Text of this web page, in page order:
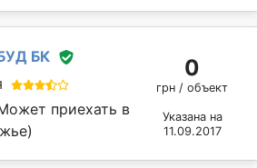
БК
приехать в
0
грн / объект
Указана на
11.09.2017